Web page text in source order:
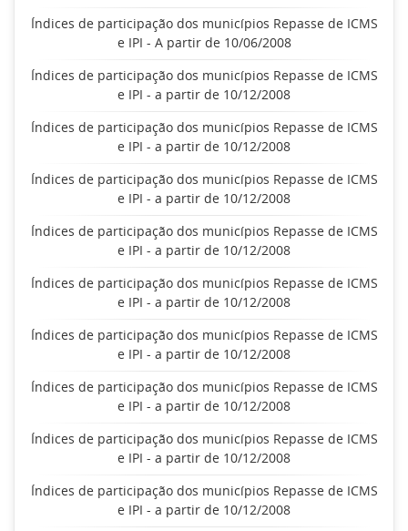
Índices de participação dos municípios Repasse de ICMS
e IPI - A partir de 10/06/2008
Índices de participação dos municípios Repasse de ICMS
e IPI - a partir de 10/12/2008
Índices de participação dos municípios Repasse de ICMS
e IPI - a partir de 10/12/2008
Índices de participação dos municípios Repasse de ICMS
e IPI - a partir de 10/12/2008
Índices de participação dos municípios Repasse de ICMS
e IPI - a partir de 10/12/2008
Índices de participação dos municípios Repasse de ICMS
e IPI - a partir de 10/12/2008
Índices de participação dos municípios Repasse de ICMS
e IPI - a partir de 10/12/2008
Índices de participação dos municípios Repasse de ICMS
e IPI - a partir de 10/12/2008
Índices de participação dos municípios Repasse de ICMS
e IPI - a partir de 10/12/2008
Índices de participação dos municípios Repasse de ICMS
e IPI - a partir de 10/12/2008